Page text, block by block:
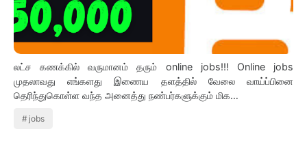
லட்ச கணக்கில் வருமானம் தரும் online jobs!!! Online jobs
முதலாவது எங்களது இணைய தளத்தில் வேலை வாய்ப்பினை
தெரிந்துகொள்ள வந்த அனைத்து நண்பர்களுக்கும் மிக…
jobs